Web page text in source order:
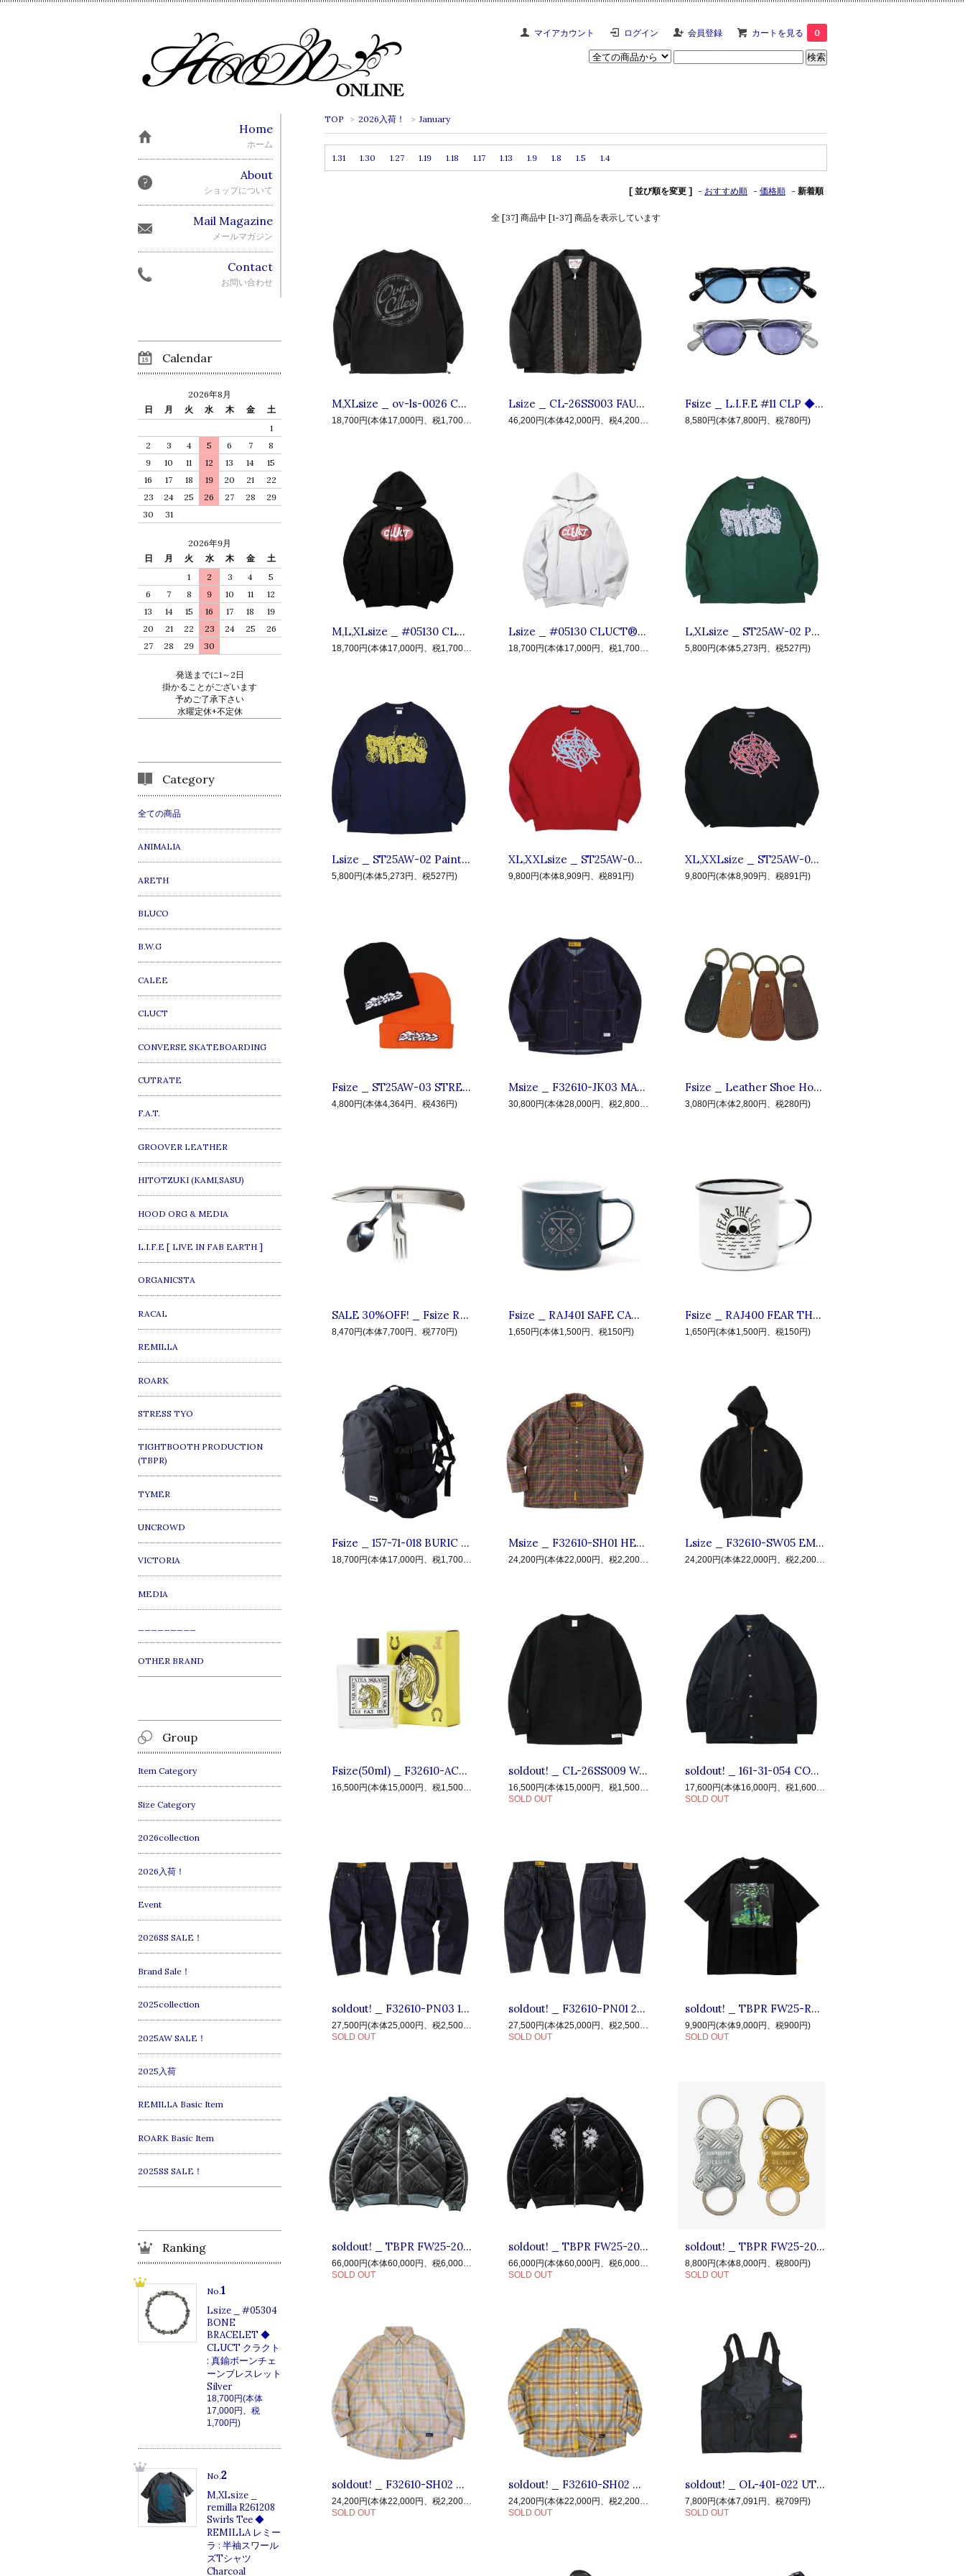
マイアカウント ログイン 会員登録 カートを見る 0
TOP > 2026入荷！ > January
1.31 1.30 1.27 1.19 1.18 1.17 1.13 1.9 1.8 1.5 1.4
[ 並び順を変更 ] - おすすめ順 - 価格順 - 新着順
全 [37] 商品中 [1-37] 商品を表示しています
M,XLsize _ ov-ls-0026 CAL LOGO NYLON PISTE ◆ CALEE キャリー× OVYS オーヴィーズ : 長袖ナイロンピステ Black
18,700円(本体17,000円、税1,700円)
Lsize _ CL-26SS003 FAUX SUEDE EMBROIDERY SWINGTOP ◆ CALEE キャリー : フェイクスエード スイングトップジャケット Black
46,200円(本体42,000円、税4,200円)
Fsize _ L.I.F.E #11 CLP ◆ LIVE IN FAB EARTH リブインファブアース : 調光偏光サングラス Black×Blue
8,580円(本体7,800円、税780円)
M,L,XLsize _ #05130 CLUCT®︎ HOODIE ◆ CLUCT クラクト : サークルロゴプルオーバーパーカ(裏起毛) Black
18,700円(本体17,000円、税1,700円)
Lsize _ #05130 CLUCT®︎ HOODIE ◆ CLUCT クラクト : サークルロゴプルオーバーパーカ(裏起毛) Ash
18,700円(本体17,000円、税1,700円)
L,XLsize _ ST25AW-02 Paints-2 LS-T ◆ STRESS TYO ストレス : 長袖ペイントロゴTシャツ Green
5,800円(本体5,273円、税527円)
Lsize _ ST25AW-02 Paints-2 LS-T ◆ STRESS TYO ストレス : 長袖ペイントロゴTシャツ Navy
5,800円(本体5,273円、税527円)
XL,XXLsize _ ST25AW-04 Circle logo SW ◆ STRESS TYO ストレス : サークルロゴ クルーネックスウェット(裏起毛) Red
9,800円(本体8,909円、税891円)
XL,XXLsize _ ST25AW-04 Circle logo SW ◆ STRESS TYO ストレス : サークルロゴ クルーネックスウェット(裏起毛) Black
9,800円(本体8,909円、税891円)
Fsize _ ST25AW-03 STREPIA Beanie ◆ STRESS TYO ストレス : ロゴビーニー,ニット帽 Black,Orange
4,800円(本体4,364円、税436円)
Msize _ F32610-JK03 MACKSTEAM ◆ F.A.T. エフエーティー : ノーカラーデニムジャケット Blue
30,800円(本体28,000円、税2,800円)
Fsize _ Leather Shoe Horn Keyring ◆ AREth アース : レザー シューホーンキーリング,靴べら Dark Brown
3,080円(本体2,800円、税280円)
SALE 30%OFF! _ Fsize RA225 SEPARATOR CAMP TOOL ◆ ROARK ロアーク : ナイフ,スプーン,フォーク 折りたたみキャンプツール Silver
8,470円(本体7,700円、税770円)
Fsize _ RAJ401 SAFE CAMP ENAMEL MUG ◆ ROARK ロアーク : ホーローマグカップ Navy
1,650円(本体1,500円、税150円)
Fsize _ RAJ400 FEAR THE SEA ENAMEL MUG ◆ ROARK ロアーク : ホーローマグカップ White
1,650円(本体1,500円、税150円)
Fsize _ 157-71-018 BURIC NYLON DAY BAG ◆ BLUCO ブルコ : ブリックナイロン バックパック Black
18,700円(本体17,000円、税1,700円)
Msize _ F32610-SH01 HEATHERCROP ◆ F.A.T. エフエーティー : 長袖コットンフランネルチェックシャツ Gray
24,200円(本体22,000円、税2,200円)
Lsize _ F32610-SW05 EMBUP ◆ F.A.T. エフエーティー : ボックスロゴ ジップアップパーカ(裏起毛) Black
24,200円(本体22,000円、税2,200円)
Fsize(50ml) _ F32610-AC02 FATEASQUASH ◆ F.A.T. エフエーティー : パフューム,香水
16,500円(本体15,000円、税1,500円)
soldout! _ CL-26SS009 WAFFLE LS CS ◆ CALEE キャリー : 長袖ワッフルカットソー Black
16,500円(本体15,000円、税1,500円)
SOLD OUT
soldout! _ 161-31-054 CORDURA® COACH JACKET ◆ BLUCO ブルコ : コーデュラリップストップ コーチジャケット Black
17,600円(本体16,000円、税1,600円)
SOLD OUT
soldout! _ F32610-PN03 1-1 ◆ F.A.T. エフエーティー : ストレート デニムパンツ Blue
27,500円(本体25,000円、税2,500円)
SOLD OUT
soldout! _ F32610-PN01 247 ◆ F.A.T. エフエーティー : ワイドテーパード デニムパンツ Blue
27,500円(本体25,000円、税2,500円)
SOLD OUT
soldout! _ TBPR FW25-RC03 MACHIKAZE T-SHIRT ◆ TIGHTBOOTH タイトブース × SEEDA シーダ : 半袖街風Tシャツ Black
9,900円(本体9,000円、税900円)
SOLD OUT
soldout! _ TBPR FW25-20th08 VELOUR SOUVENIR JKT ◆ TIGHTBOOTH × DELUXE : 中綿MA-1ベロアスーベニアジャケット Gray
66,000円(本体60,000円、税6,000円)
SOLD OUT
soldout! _ TBPR FW25-20th08 VELOUR SOUVENIR JKT ◆ TIGHTBOOTH × DELUXE : 中綿MA-1ベロアスーベニアジャケット Black
66,000円(本体60,000円、税6,000円)
SOLD OUT
soldout! _ TBPR FW25-20th11 CHECKER PLATE CARABINER ◆ TIGHTBOOTH × DELUXE : チェッカープレートカラビナ
8,800円(本体8,000円、税800円)
SOLD OUT
soldout! _ F32610-SH02 GIGANNEL ◆ F.A.T. エフエーティー : 長袖ヘビーT/Cフランネルチェックシャツ Pink
24,200円(本体22,000円、税2,200円)
SOLD OUT
soldout! _ F32610-SH02 GIGANNEL ◆ F.A.T. エフエーティー : 長袖ヘビーT/Cフランネルチェックシャツ Yellow
24,200円(本体22,000円、税2,200円)
SOLD OUT
soldout! _ OL-401-022 UTILITY VEST ◆ BLUCO ブルコ : ユーティリティベスト Black
7,800円(本体7,091円、税709円)
SOLD OUT
Home
ホーム
About
ショップについて
Mail Magazine
メールマガジン
Contact
お問い合わせ
Calendar
2026年8月
日
月 火 水 木 金
土
1
2
3 4 5 6 7
8
9
10 11 12 13 14
15
16
17 18 19 20 21
22
23
24 25 26 27 28
29
30
31
2026年9月
日
月 火 水 木 金
土
1
2 3 4
5
6
7 8 9 10 11
12
13
14 15 16 17 18
19
20
21 22 23 24 25
26
27
28 29 30
発送までに1～2日
掛かることがございます
予めご了承下さい
水曜定休+不定休
Category
全ての商品
ANIMALIA
ARETH
BLUCO
B.W.G
CALEE
CLUCT
CONVERSE SKATEBOARDING
CUTRATE
F.A.T.
GROOVER LEATHER
HITOTZUKI (KAMI,SASU)
HOOD ORG & MEDIA
L.I.F.E [ LIVE IN FAB EARTH ]
ORGANICSTA
RACAL
REMILLA
ROARK
STRESS TYO
TIGHTBOOTH PRODUCTION
(TBPR)
TYMER
UNCROWD
VICTORIA
MEDIA
OTHER BRAND
Group
Item Category
Size Category
2026collection
2026入荷！
Event
2026SS SALE！
Brand Sale！
2025collection
2025AW SALE！
2025入荷
REMILLA Basic Item
ROARK Basic Item
2025SS SALE！
Ranking
No.1
Lsize _ #05304
BONE
BRACELET ◆
CLUCT クラクト
: 真鍮ボーンチェ
ーンブレスレット
Silver
18,700円(本体
17,000円、税
1,700円)
No.2
M,XLsize _
remilla R261208
Swirls Tee ◆
REMILLA レミー
ラ : 半袖スワール
ズTシャツ
Charcoal